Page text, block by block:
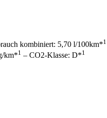
kombiniert: 5,70 l/100km*1
km*1 – CO2-Klasse: D*1